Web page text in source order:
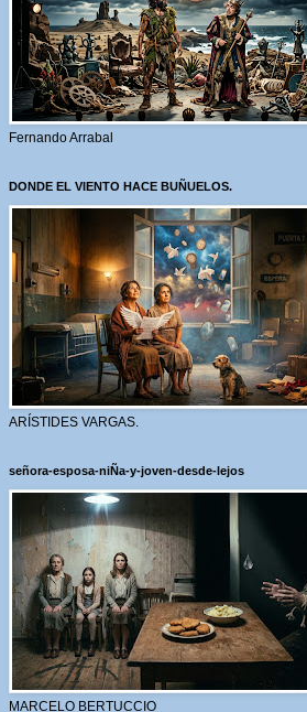
Fernando Arrabal
DONDE EL VIENTO HACE BUÑUELOS.
ARÍSTIDES VARGAS.
señora-esposa-niÑa-y-joven-desde-lejos
MARCELO BERTUCCIO